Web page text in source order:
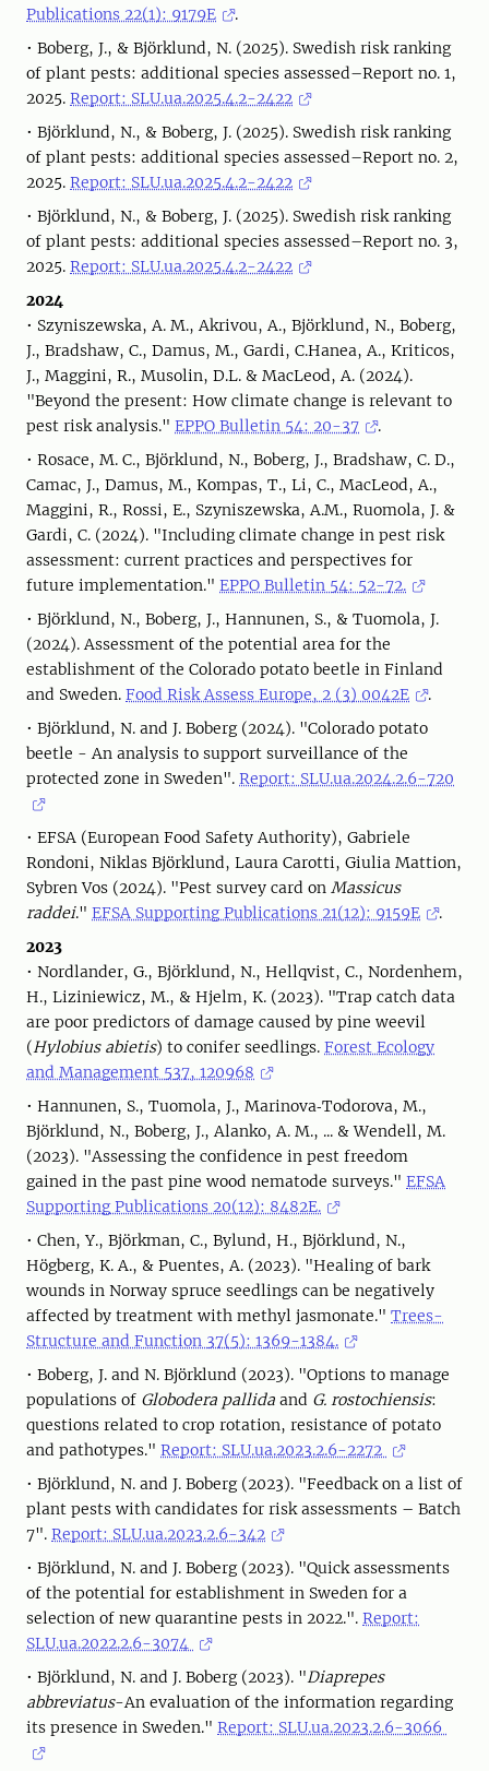
Publications 22(1): 9179E
.
• Boberg, J., & Björklund, N. (2025). Swedish risk ranking
of plant pests: additional species assessed–Report no. 1,
2025. Report: SLU.ua.2025.4.2-2422
• Björklund, N., & Boberg, J. (2025). Swedish risk ranking
of plant pests: additional species assessed–Report no. 2,
2025. Report: SLU.ua.2025.4.2-2422
• Björklund, N., & Boberg, J. (2025). Swedish risk ranking
of plant pests: additional species assessed–Report no. 3,
2025. Report: SLU.ua.2025.4.2-2422
2024
• Szyniszewska, A. M., Akrivou, A., Björklund, N., Boberg,
J., Bradshaw, C., Damus, M., Gardi, C.Hanea, A., Kriticos,
J., Maggini, R., Musolin, D.L. & MacLeod, A. (2024).
"Beyond the present: How climate change is relevant to
pest risk analysis." EPPO Bulletin 54: 20-37
.
• Rosace, M. C., Björklund, N., Boberg, J., Bradshaw, C. D.,
Camac, J., Damus, M., Kompas, T., Li, C., MacLeod, A.,
Maggini, R., Rossi, E., Szyniszewska, A.M., Ruomola, J. &
Gardi, C. (2024). "Including climate change in pest risk
assessment: current practices and perspectives for
future implementation." EPPO Bulletin 54: 52-72.
• Björklund, N., Boberg, J., Hannunen, S., & Tuomola, J.
(2024). Assessment of the potential area for the
establishment of the Colorado potato beetle in Finland
and Sweden. Food Risk Assess Europe, 2 (3) 0042E
.
• Björklund, N. and J. Boberg (2024). "Colorado potato
beetle - An analysis to support surveillance of the
protected zone in Sweden". Report: SLU.ua.2024.2.6-720
• EFSA (European Food Safety Authority), Gabriele
Rondoni, Niklas Björklund, Laura Carotti, Giulia Mattion,
Sybren Vos (2024). "Pest survey card on Massicus
raddei." EFSA Supporting Publications 21(12): 9159E
.
2023
• Nordlander, G., Björklund, N., Hellqvist, C., Nordenhem,
H., Liziniewicz, M., & Hjelm, K. (2023). "Trap catch data
are poor predictors of damage caused by pine weevil
(Hylobius abietis) to conifer seedlings. Forest Ecology
and Management 537, 120968
• Hannunen, S., Tuomola, J., Marinova‐Todorova, M.,
Björklund, N., Boberg, J., Alanko, A. M., ... & Wendell, M.
(2023). "Assessing the confidence in pest freedom
gained in the past pine wood nematode surveys." EFSA
Supporting Publications 20(12): 8482E.
• Chen, Y., Björkman, C., Bylund, H., Björklund, N.,
Högberg, K. A., & Puentes, A. (2023). "Healing of bark
wounds in Norway spruce seedlings can be negatively
affected by treatment with methyl jasmonate." Trees-
Structure and Function 37(5): 1369-1384.
• Boberg, J. and N. Björklund (2023). "Options to manage
populations of Globodera pallida and G. rostochiensis:
questions related to crop rotation, resistance of potato
and pathotypes." Report: SLU.ua.2023.2.6-2272
• Björklund, N. and J. Boberg (2023). "Feedback on a list of
plant pests with candidates for risk assessments – Batch
7". Report: SLU.ua.2023.2.6-342
• Björklund, N. and J. Boberg (2023). "Quick assessments
of the potential for establishment in Sweden for a
selection of new quarantine pests in 2022.". Report:
SLU.ua.2022.2.6-3074
• Björklund, N. and J. Boberg (2023). "Diaprepes
abbreviatus-An evaluation of the information regarding
its presence in Sweden." Report: SLU.ua.2023.2.6-3066